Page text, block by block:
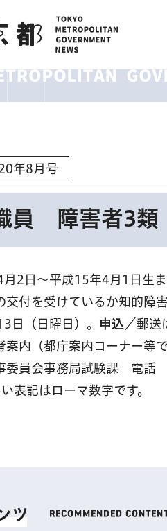
年8月号
員 障害者3類
月2日～平成15年4月1日生
交付を受けているか知的障
日（日曜日）。 申込 ／郵送
案内（都庁案内コーナー等で
委員会事務局試験課 電話
表記はローマ数字です。
ツ